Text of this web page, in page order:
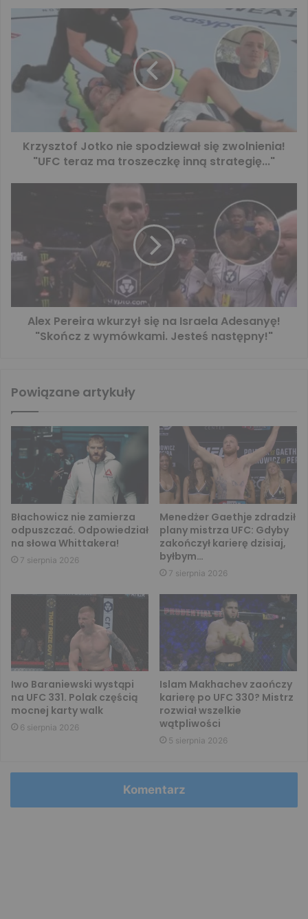
Krzysztof Jotko nie spodziewał się zwolnienia!
"UFC teraz ma troszeczkę inną strategię..."
Alex Pereira wkurzył się na Israela Adesanyę!
"Skończ z wymówkami. Jesteś następny!"
Powiązane artykuły
Błachowicz nie zamierza
odpuszczać. Odpowiedział
na słowa Whittakera!
7 sierpnia 2026
Menedżer Gaethje zdradził
plany mistrza UFC: Gdyby
zakończył karierę dzisiaj,
byłbym…
7 sierpnia 2026
Iwo Baraniewski wystąpi
na UFC 331. Polak częścią
mocnej karty walk
6 sierpnia 2026
Islam Makhachev zaończy
karierę po UFC 330? Mistrz
rozwiał wszelkie
wątpliwości
5 sierpnia 2026
Komentarz